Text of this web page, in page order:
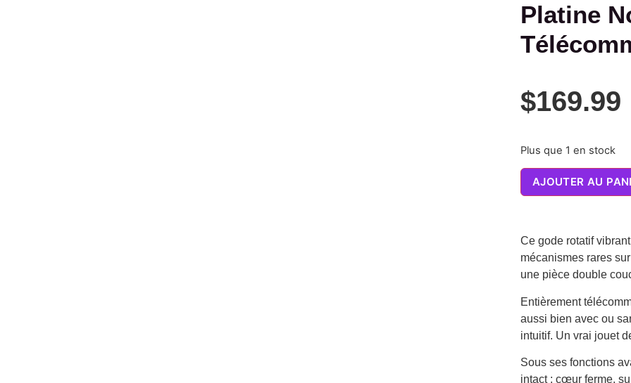
Platine
$169.99
Plus que 1 en stock
AJOUTER AU
Ce gode rotatif
mécanismes rares
une pièce double
Entièrement
aussi bien avec ou
intuitif. Un vrai jouet
Sous ses fonctions
intact : cœur ferme,